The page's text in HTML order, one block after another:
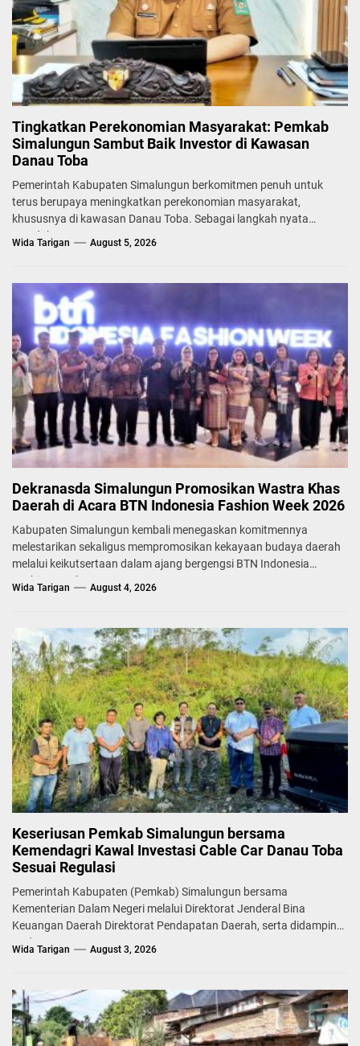
Tingkatkan Perekonomian Masyarakat: Pemkab
Simalungun Sambut Baik Investor di Kawasan
Danau Toba
Pemerintah Kabupaten Simalungun berkomitmen penuh untuk
terus berupaya meningkatkan perekonomian masyarakat,
khususnya di kawasan Danau Toba. Sebagai langkah nyata
mendukung...
Wida Tarigan August 5, 2026
Dekranasda Simalungun Promosikan Wastra Khas
Daerah di Acara BTN Indonesia Fashion Week 2026
Kabupaten Simalungun kembali menegaskan komitmennya
melestarikan sekaligus mempromosikan kekayaan budaya daerah
melalui keikutsertaan dalam ajang bergengsi BTN Indonesia
Fashion Week...
Wida Tarigan August 4, 2026
Keseriusan Pemkab Simalungun bersama
Kemendagri Kawal Investasi Cable Car Danau Toba
Sesuai Regulasi
Pemerintah Kabupaten (Pemkab) Simalungun bersama
Kementerian Dalam Negeri melalui Direktorat Jenderal Bina
Keuangan Daerah Direktorat Pendapatan Daerah, serta didampingi
Badan...
Wida Tarigan August 3, 2026